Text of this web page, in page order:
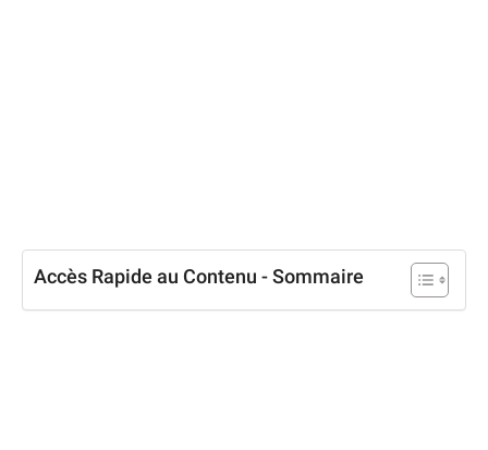
Accès Rapide au Contenu - Sommaire